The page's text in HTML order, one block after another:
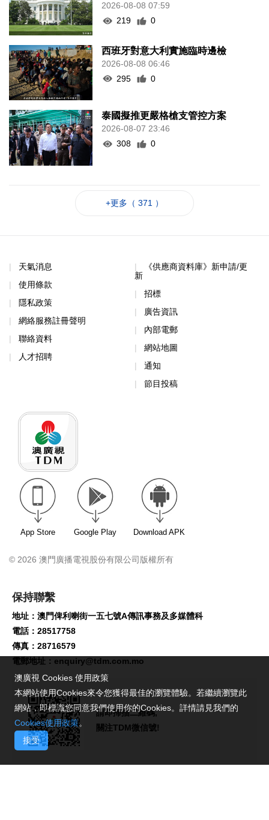
2026-08-08 07:59
219
0
西班牙對意大利實施臨時邊檢
2026-08-08 06:46
295
0
泰國擬推更嚴格槍支管控方案
2026-08-07 23:46
308
0
+更多（ 371 ）
天氣消息
使用條款
隱私政策
網絡服務註冊聲明
聯絡資料
人才招聘
《供應商資料庫》新申請/更
新
招標
廣告資訊
內部電郵
網站地圖
通知
節目投稿
App Store Google Play Download APK
© 2026 澳門廣播電視股份有限公司版權所有
保持聯繫
地址：澳門俾利喇街一五七號A傳訊事務及多媒體科
電話：28517758
傳真：28716579
電郵地址： enquiry@tdm.com.mo
請即掃描二維碼,
關注TDM微信號!
澳廣視 Cookies 使用政策
本網站使用Cookies來令您獲得最佳的瀏覽體驗。若繼續瀏覽此
網站，即標識您同意我們使用你的Cookies。詳情請見我們的
Cookies使用政策。
接受